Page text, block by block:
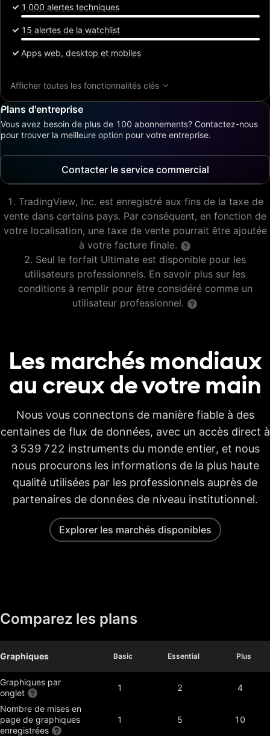
1 000 alertes techniques
15 alertes de la watchlist
Apps web, desktop et mobiles
Afficher toutes les fonctionnalités clés
Plans d'entreprise
Vous avez besoin de plus de 100 abonnements? Contactez-nous
pour trouver la meilleure option pour votre entreprise.
Contacter le service commercial
TradingView, Inc. est enregistré aux fins de la taxe de
vente dans certains pays. Par conséquent, en fonction de
votre localisation, une taxe de vente pourrait être ajoutée
à votre facture finale.
Seul le forfait Ultimate est disponible pour les
utilisateurs professionnels. En savoir plus sur les
conditions à remplir pour être considéré comme un
utilisateur professionnel.
Les marchés mondiaux
au creux de votremain
Nous vous connectons de manière fiable à des
centaines de flux de données, avec un accès direct à
3 539 722 instruments du monde entier, et nous
nous procurons les informations de la plus haute
qualité utilisées par les professionnels auprès de
partenaires de données de niveau institutionnel.
Explorer les marchés disponibles
Comparez les plans
Basic Essential Plus
Graphiques Basic Essential Plus
Graphiques par
onglet
1 2 4
Nombre de mises en
page de graphiques
enregistrées
1 5 10